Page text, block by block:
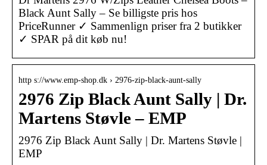
Black Aunt Sally – Se billigste pris hos
PriceRunner ✓ Sammenlign priser fra 2 butikker
✓ SPAR på dit køb nu!
http s://www.emp-shop.dk › 2976-zip-black-aunt-sally
2976 Zip Black Aunt Sally | Dr.
Martens Støvle – EMP
2976 Zip Black Aunt Sally | Dr. Martens Støvle |
EMP